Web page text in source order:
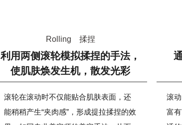
Rolling 揉捏
利用两侧滚轮模拟揉捏的手法，
使肌肤焕发生机，散发光彩
滚轮在滚动时不仅能贴合肌肤表面，还
能稍稍产生“夹肉感”，形成提拉揉捏的效
滚
富